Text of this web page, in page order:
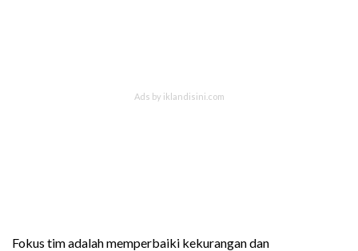
Fokus tim adalah memperbaiki kekurangan dan